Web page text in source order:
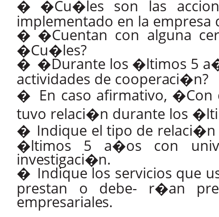
� �Cu�les son las
implementado en la
� �Cuentan con alguna
�Cu�les?
� �Durante los �ltimos 5
actividades de cooperaci�n?
� En caso afirmativo, �Con
tuvo relaci�n durante los
� Indique el tipo de
�ltimos 5 a�os con
investigaci�n.
� Indique los servicios que
prestan o debe- r�an
empresariales.